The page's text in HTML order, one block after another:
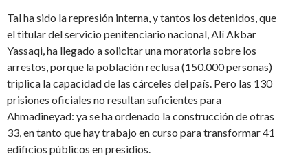
Tal ha sido la represión interna, y tantos los detenidos, que
el titular del servicio penitenciario nacional, Alí Akbar
Yassaqi, ha llegado a solicitar una moratoria sobre los
arrestos, porque la población reclusa (150.000 personas)
triplica la capacidad de las cárceles del país. Pero las 130
prisiones oficiales no resultan suficientes para
Ahmadineyad: ya se ha ordenado la construcción de otras
33, en tanto que hay trabajo en curso para transformar 41
edificios públicos en presidios.